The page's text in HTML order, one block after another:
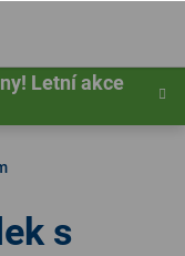
Letní akce
s